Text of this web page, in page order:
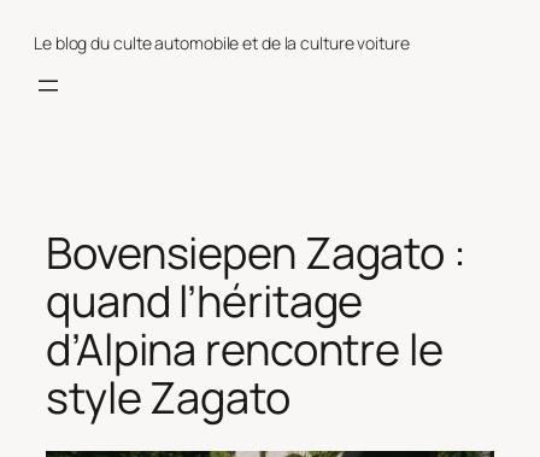
Le blog du culte automobile et de la culture voiture
Bovensiepen Zagato :
quand l’héritage
d’Alpina rencontre le
style Zagato